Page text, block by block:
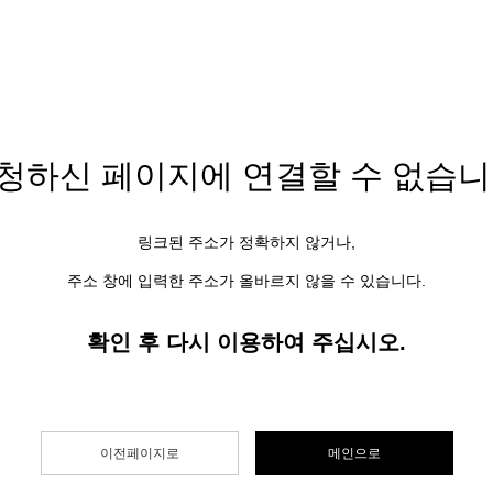
하신 페이지에 연결할 수 없습
링크된 주소가 정확하지 않거나,
주소 창에 입력한 주소가 올바르지 않을 수 있습니다.
확인 후 다시 이용하여 주십시오.
이전페이지로 메인으로